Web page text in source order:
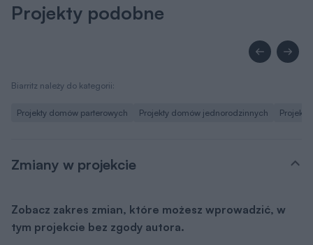
Projekty podobne
Biarritz należy do kategorii:
Projekty domów parterowych Projekty domów jednorodzinnych
Zmiany w projekcie
Zobacz zakres zmian, które możesz wprowadzić, w
tym projekcie bez zgody autora.